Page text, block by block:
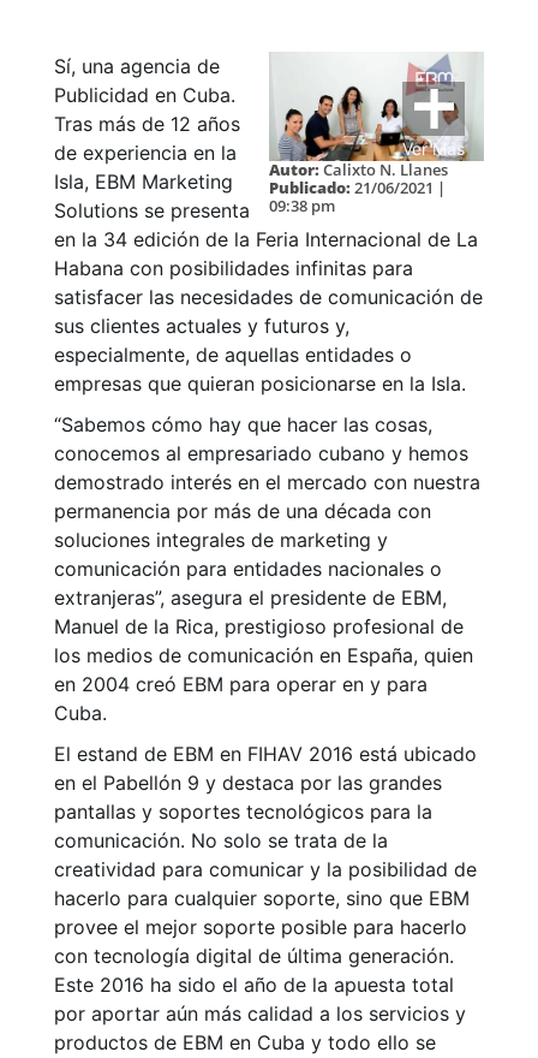
Ver Más
Autor: Calixto N. Llanes
Publicado: 21/06/2021 |
09:38 pm
Sí, una agencia de
Publicidad en Cuba.
Tras más de 12 años
de experiencia en la
Isla, EBM Marketing
Solutions se presenta
en la 34 edición de la Feria Internacional de La
Habana con posibilidades infinitas para
satisfacer las necesidades de comunicación de
sus clientes actuales y futuros y,
especialmente, de aquellas entidades o
empresas que quieran posicionarse en la Isla.
“Sabemos cómo hay que hacer las cosas,
conocemos al empresariado cubano y hemos
demostrado interés en el mercado con nuestra
permanencia por más de una década con
soluciones integrales de marketing y
comunicación para entidades nacionales o
extranjeras”, asegura el presidente de EBM,
Manuel de la Rica, prestigioso profesional de
los medios de comunicación en España, quien
en 2004 creó EBM para operar en y para
Cuba.
El estand de EBM en FIHAV 2016 está ubicado
en el Pabellón 9 y destaca por las grandes
pantallas y soportes tecnológicos para la
comunicación. No solo se trata de la
creatividad para comunicar y la posibilidad de
hacerlo para cualquier soporte, sino que EBM
provee el mejor soporte posible para hacerlo
con tecnología digital de última generación.
Este 2016 ha sido el año de la apuesta total
por aportar aún más calidad a los servicios y
productos de EBM en Cuba y todo ello se